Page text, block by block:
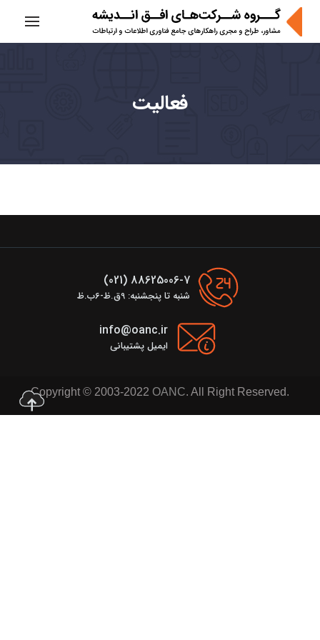
Skip
content
فعاليت
88625006-7 (021)
شنبه تا پنجشنبه: 9ق.ظ-6ب.ظ
info@oanc.ir
ایمیل پشتیبانی
Copyright © 2003-2022 OANC. All Right Reserved.